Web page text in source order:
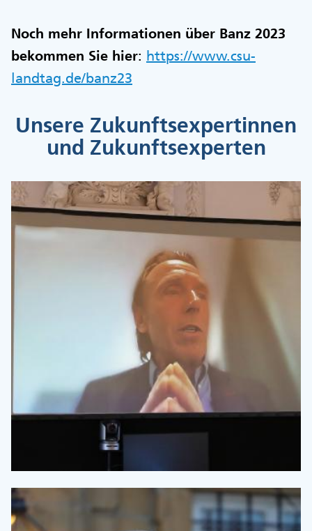
Noch mehr Informationen über Banz 2023
bekommen Sie hier: https://www.csu-
landtag.de/banz23
Unsere Zukunftsexpertinnen
und Zukunftsexperten